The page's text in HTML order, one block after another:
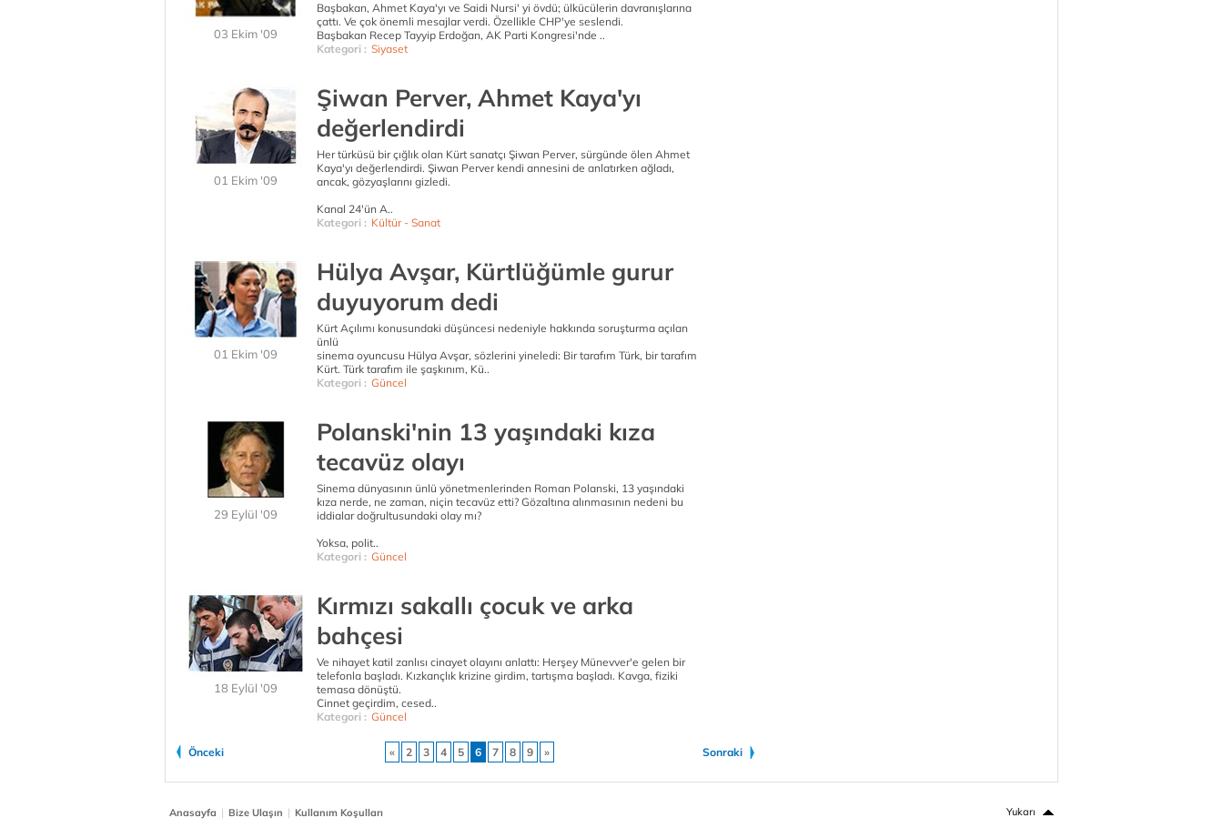
03 Ekim '09
Başbakan, Ahmet Kaya'yı ve Saidi Nursi' yi övdü; ülkücülerin davranışlarına
çattı. Ve çok önemli mesajlar verdi. Özellikle CHP'ye seslendi.
Başbakan Recep Tayyip Erdoğan, AK Parti Kongresi'nde ..
Kategori : Siyaset
01 Ekim '09
Şiwan Perver, Ahmet Kaya'yı
değerlendirdi
Her türküsü bir çığlık olan Kürt sanatçı Şiwan Perver, sürgünde ölen Ahmet
Kaya'yı değerlendirdi. Şiwan Perver kendi annesini de anlatırken ağladı,
ancak, gözyaşlarını gizledi.
Kanal 24'ün A..
Kategori : Kültür - Sanat
01 Ekim '09
Hülya Avşar, Kürtlüğümle gurur
duyuyorum dedi
Kürt Açılımı konusundaki düşüncesi nedeniyle hakkında soruşturma açılan
ünlü
sinema oyuncusu Hülya Avşar, sözlerini yineledi: Bir tarafım Türk, bir tarafım
Kürt. Türk tarafım ile şaşkınım, Kü..
Kategori : Güncel
29 Eylül '09
Polanski'nin 13 yaşındaki kıza
tecavüz olayı
Sinema dünyasının ünlü yönetmenlerinden Roman Polanski, 13 yaşındaki
kıza nerde, ne zaman, niçin tecavüz etti? Gözaltına alınmasının nedeni bu
iddialar doğrultusundaki olay mı?
Yoksa, polit..
Kategori : Güncel
18 Eylül '09
Kırmızı sakallı çocuk ve arka
bahçesi
Ve nihayet katil zanlısı cinayet olayını anlattı: Herşey Münevver'e gelen bir
telefonla başladı. Kızkançlık krizine girdim, tartışma başladı. Kavga, fiziki
temasa dönüştü.
Cinnet geçirdim, cesed..
Kategori : Güncel
Önceki Sonraki
« 2 3 4 5 6 7 8 9 »
Anasayfa | Bize Ulaşın | Kullanım Koşulları Yukarı